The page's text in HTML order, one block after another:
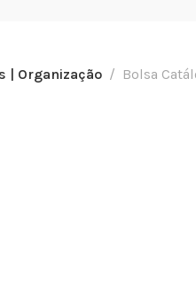
| Organização Bolsa